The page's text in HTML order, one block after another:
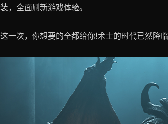
装，全面刷新游戏体验。
这一次，你想要的全都给你!术士的时代已然降